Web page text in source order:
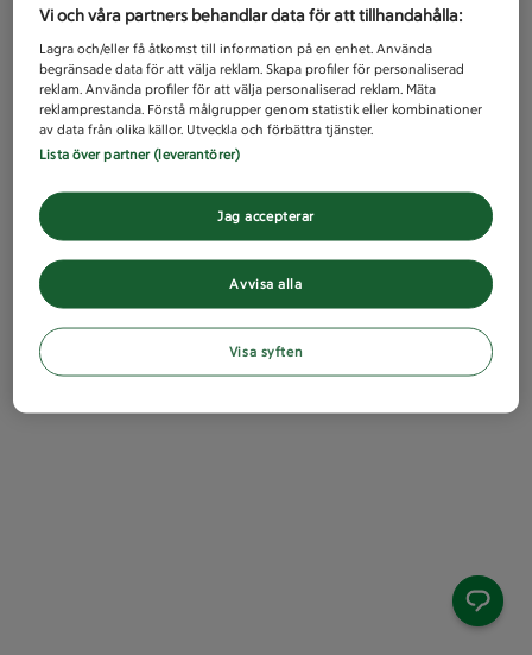
Vi och våra partners behandlar data för att tillhandahålla:
Lagra och/eller få åtkomst till information på en enhet. Använda
begränsade data för att välja reklam. Skapa profiler för personaliserad
reklam. Använda profiler för att välja personaliserad reklam. Mäta
reklamprestanda. Förstå målgrupper genom statistik eller kombinationer
av data från olika källor. Utveckla och förbättra tjänster.
Lista över partner (leverantörer)
Avvisa alla
Jag accepterar
Visa syften